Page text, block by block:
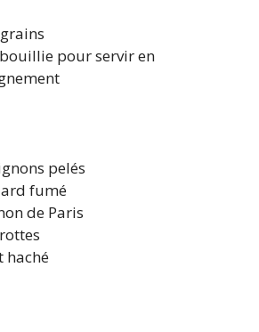
pour servir en
pelés
fumé
de Paris
haché